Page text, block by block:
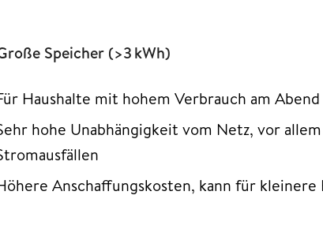
Speicher (>3 kWh)
Haushalte mit hohem Verbrauch am Abend
hohe Unabhängigkeit vom Netz, vor
Anschaffungskosten, kann für